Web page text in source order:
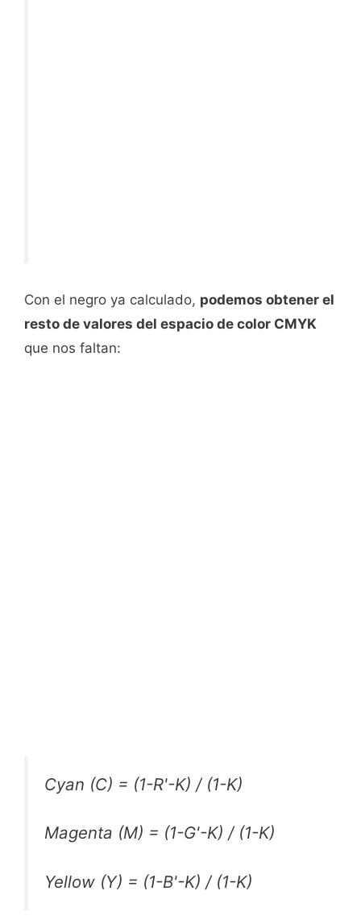
Con el negro ya calculado, podemos obtener el
resto de valores del espacio de color CMYK
que nos faltan:
Cyan (C) = (1-R'-K) / (1-K)
Magenta (M) = (1-G'-K) / (1-K)
Yellow (Y) = (1-B'-K) / (1-K)